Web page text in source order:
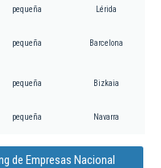
pequeña Lérida
pequeña Barcelona
pequeña Bizkaia
pequeña Navarra
de Empresas Nacional